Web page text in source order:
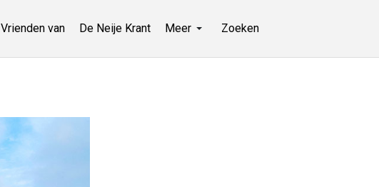
Vrienden van De Neije Krant Meer Zoeken